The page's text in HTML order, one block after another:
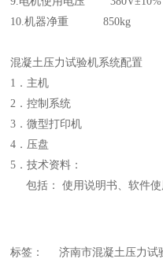
10.机器净重 850kg
混凝土压力试验机系统配置
1．主机 1
2．控制系统
3．微型打印机
4．压盘 2
5．技术资料：
包括： 使用说明书、软件使
标签： 济南市混凝土压力试